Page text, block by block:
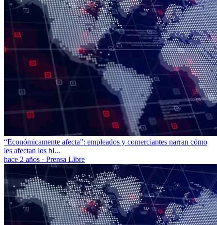
“Económicamente afecta”: empleados y comerciantes narran cómo
les afectan los bl...
hace 2 años · Prensa Libre